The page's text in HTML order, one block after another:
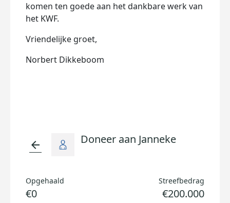
komen ten goede aan het dankbare werk van
het KWF.
Vriendelijke groet,
Norbert Dikkeboom
arrow_back Doneer aan Janneke
Opgehaald
€0
Streefbedrag
€200.000